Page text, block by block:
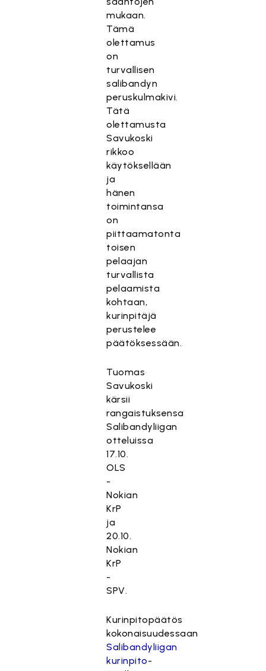
mukaan.
Tämä
olettamus
on
turvallisen
salibandyn
peruskulmakivi.
Tätä
olettamusta
Savukoski
rikkoo
käytöksellään
ja
hänen
toimintansa
on
piittaamatonta
toisen
pelaajan
turvallista
pelaamista
kohtaan,
kurinpitäjä
perustelee
päätöksessään.
Tuomas
Savukoski
kärsii
rangaistuksensa
Salibandyliigan
otteluissa
17.10.
OLS
-
Nokian
KrP
ja
20.10.
Nokian
KrP
-
SPV.
Kurinpitopäätös
kokonaisuudessaan
Salibandyliigan
kurinpito-